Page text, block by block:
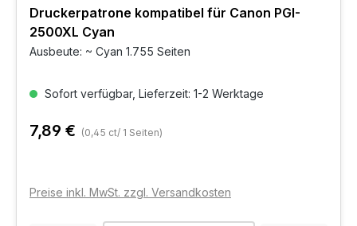
Druckerpatrone kompatibel für Canon PGI-
2500XL Cyan
Ausbeute: ~ Cyan 1.755 Seiten
Sofort verfügbar, Lieferzeit: 1-2 Werktage
7,89 € (0,45 ct/ 1 Seiten)
Preise inkl. MwSt. zzgl. Versandkosten